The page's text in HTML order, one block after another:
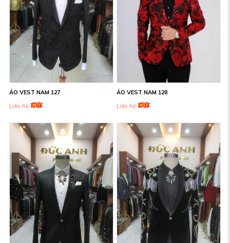
ÁO VEST NAM 127
Liên hệ
ÁO VEST NAM 128
Liên hệ